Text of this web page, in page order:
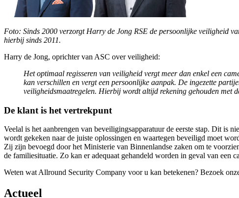
Foto: Sinds 2000 verzorgt Harry de Jong RSE de persoonlijke veiligheid
hierbij sinds 2011.
Harry de Jong, oprichter van ASC over veiligheid:
Het optimaal regisseren van veiligheid vergt meer dan enkel een
kan verschillen en vergt een persoonlijke aanpak. De ingezette
veiligheidsmaatregelen. Hierbij wordt altijd rekening gehouden met
De klant is het vertrekpunt
Veelal is het aanbrengen van beveiligingsapparatuur de eerste stap. Dit is
wordt gekeken naar de juiste oplossingen en waartegen beveiligd moet
Zij zijn bevoegd door het Ministerie van Binnenlandse zaken om te
de familiesituatie. Zo kan er adequaat gehandeld worden in geval van een
Weten wat Allround Security Company voor u kan betekenen? Bezoek
Actueel